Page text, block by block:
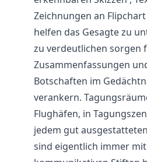
Zeichnungen an
helfen das Gesagte zu
zu verdeutlichen sorgen
Zusammenfassungen
Botschaften im
verankern.
Flughäfen, in
jedem gut
sind eigentlich immer